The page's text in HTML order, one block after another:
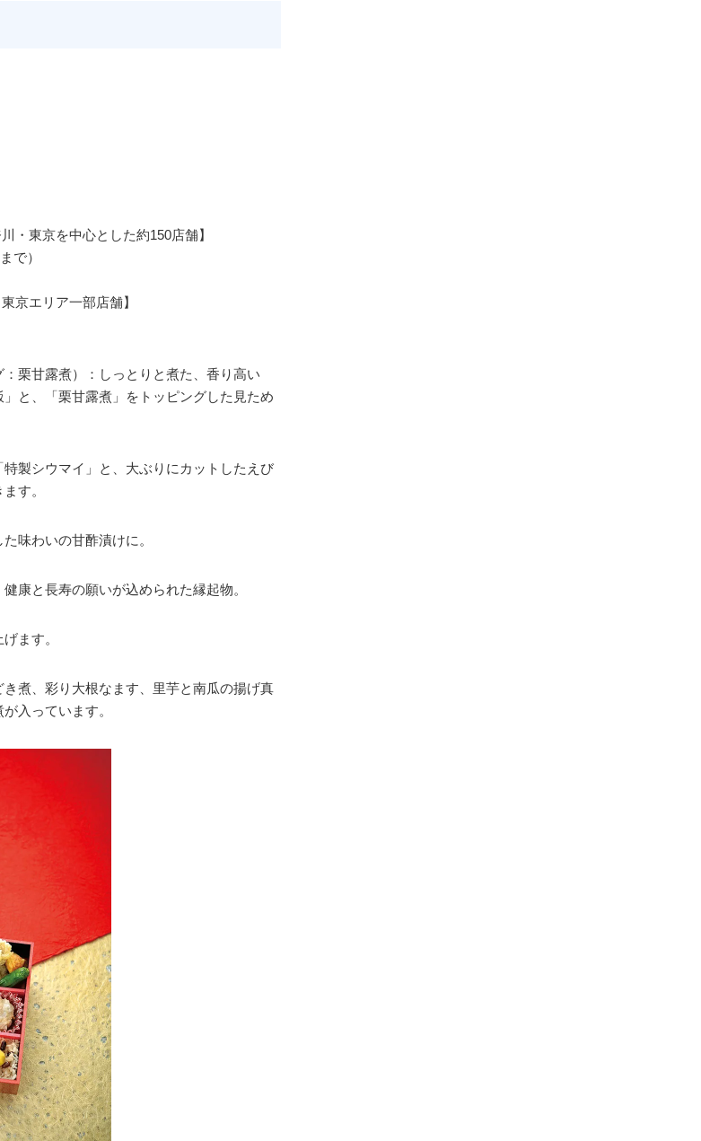
・東京を中心とした約150店舗】
で）
京エリア一部店舗】
栗甘露煮）：しっとりと煮た、香り高い
と、「栗甘露煮」をトッピングした見ため
製シウマイ」と、大ぶりにカットしたえび
す。
味わいの甘酢漬けに。
康と長寿の願いが込められた縁起物。
ます。
煮、彩り大根なます、里芋と南瓜の揚げ真
入っています。